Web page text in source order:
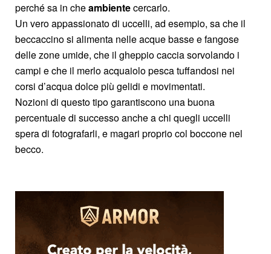
perché sa in cheambientecercarlo.
Un vero appassionato di uccelli, ad esempio, sa che il
beccaccino si alimenta nelle acque basse e fangose
delle zone umide, che il gheppio caccia sorvolando i
campi e che il merlo acquaiolo pesca tuffandosi nei
corsi d’acqua dolce più gelidi e movimentati.
Nozioni di questo tipo garantiscono una buona
percentuale di successo anche a chi quegli uccelli
spera di fotografarli, e magari proprio col boccone nel
becco.